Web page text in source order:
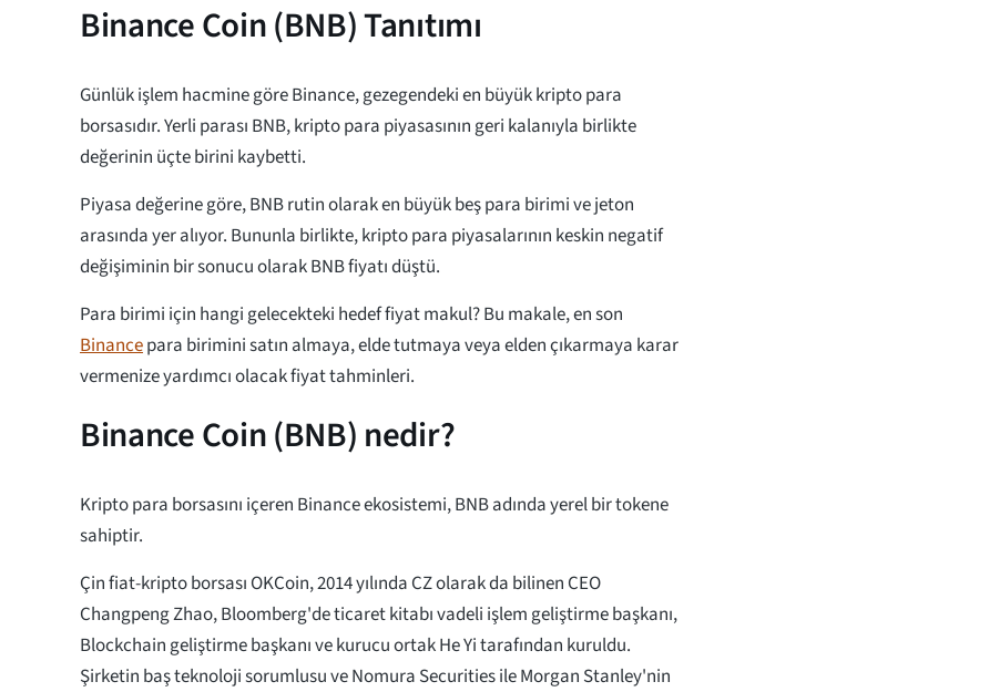
Binance Coin (BNB) Tanıtımı
Günlük işlem hacmine göre Binance, gezegendeki en büyük kripto para
borsasıdır. Yerli parası BNB, kripto para piyasasının geri kalanıyla birlikte
değerinin üçte birini kaybetti.
Piyasa değerine göre, BNB rutin olarak en büyük beş para birimi ve jeton
arasında yer alıyor. Bununla birlikte, kripto para piyasalarının keskin negatif
değişiminin bir sonucu olarak BNB fiyatı düştü.
Para birimi için hangi gelecekteki hedef fiyat makul? Bu makale, en son
Binancepara birimini satın almaya, elde tutmaya veya elden çıkarmaya karar
vermenize yardımcı olacak fiyat tahminleri.
Binance Coin (BNB) nedir?
Kripto para borsasını içeren Binance ekosistemi, BNB adında yerel bir tokene
sahiptir.
Çin fiat-kripto borsası OKCoin, 2014 yılında CZ olarak da bilinen CEO
Changpeng Zhao, Bloomberg'de ticaret kitabı vadeli işlem geliştirme başkanı,
Blockchain geliştirme başkanı ve kurucu ortak He Yi tarafından kuruldu.
Şirketin baş teknoloji sorumlusu ve Nomura Securities ile Morgan Stanley'nin